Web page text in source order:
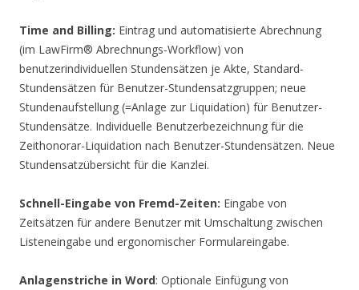
Time and Billing: Eintrag und automatisierte Abrechnung
(im LawFirm® Abrechnungs-Workflow) von
benutzerindividuellen Stundensätzen je Akte, Standard-
Stundensätzen für Benutzer-Stundensatzgruppen; neue
Stundenaufstellung (=Anlage zur Liquidation) für Benutzer-
Stundensätze. Individuelle Benutzerbezeichnung für die
Zeithonorar-Liquidation nach Benutzer-Stundensätzen. Neue
Stundensatzübersicht für die Kanzlei.
Schnell-Eingabe von Fremd-Zeiten: Eingabe von
Zeitsätzen für andere Benutzer mit Umschaltung zwischen
Listeneingabe und ergonomischer Formulareingabe.
Anlagenstriche in Word: Optionale Einfügung von